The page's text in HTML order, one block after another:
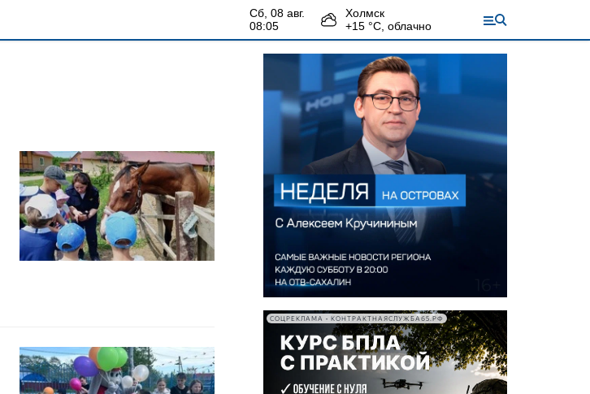
сб, 08 авг.
08:05
Холмск
+15 °С, облачно
СОЦРЕКЛАМА • КОНТРАКТНАЯСЛУЖБА65.РФ